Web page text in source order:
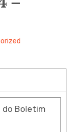
do Boletim